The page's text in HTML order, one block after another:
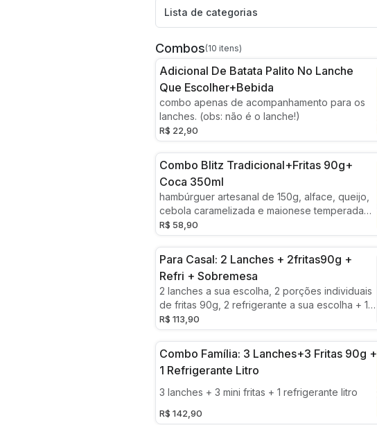
Combos(10 itens)
Adicional De Batata Palito No Lanche
Que Escolher+bebida
combo apenas de acompanhamento para os
lanches. (obs: não é o lanche!)
R$ 22,90
Combo Blitz Tradicional+fritas 90g+
Coca 350ml
hambúrguer artesanal de 150g, alface, queijo,
cebola caramelizada e maionese temperada
da casa (alho e temperos frescos) no pão
caseirinho (receita da casa sem lactose)
R$ 58,90
Para Casal: 2 Lanches + 2fritas90g +
Refri + Sobremesa
2 lanches a sua escolha, 2 porções individuais
de fritas 90g, 2 refrigerante a sua escolha + 1
barra de chocolate (foto ilustrativa)
R$ 113,90
Combo Família: 3 Lanches+3 Fritas 90g +
1 Refrigerante Litro
3 lanches + 3 mini fritas + 1 refrigerante litro
R$ 142,90